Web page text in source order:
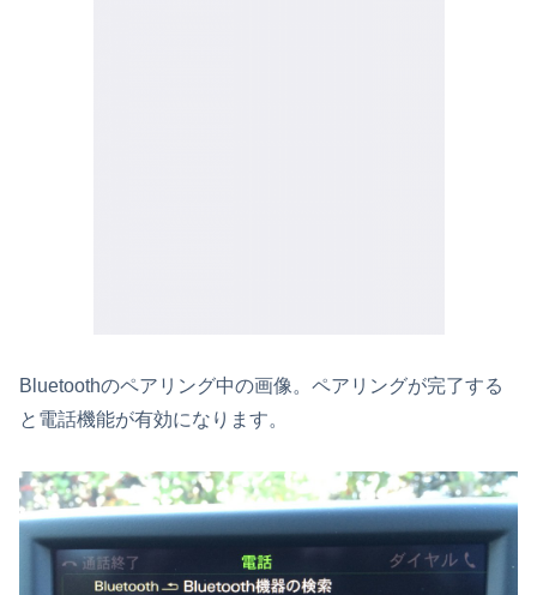
Bluetoothのペアリング中の画像。ペアリングが完了する
と電話機能が有効になります。